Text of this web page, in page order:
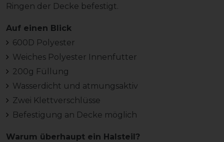
Ringen der Decke befestigt.
Auf einen Blick
600D Polyester
Weiches Polyester Innenfutter
200g Füllung
Wasserdicht und atmungsaktiv
Zwei Klettverschlüsse
Befestigung an Decke möglich
Warum überhaupt ein Halsteil?